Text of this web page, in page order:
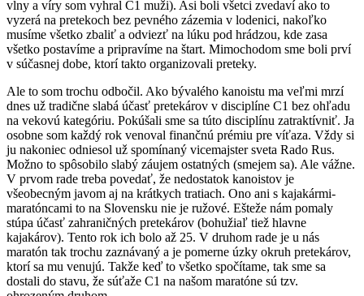
vlny a víry som vyhral C1 muži). Asi boli všetci zvedaví ako to
vyzerá na pretekoch bez pevného zázemia v lodenici, nakoľko
musíme všetko zbaliť a odviezť na lúku pod hrádzou, kde zasa
všetko postavíme a pripravíme na štart. Mimochodom sme boli prví
v súčasnej dobe, ktorí takto organizovali preteky.
Ale to som trochu odbočil. Ako bývalého kanoistu ma veľmi mrzí
dnes už tradične slabá účasť pretekárov v disciplíne C1 bez ohľadu
na vekovú kategóriu. Pokúšali sme sa túto disciplínu zatraktívniť. Ja
osobne som každý rok venoval finančnú prémiu pre víťaza. Vždy si
ju nakoniec odniesol už spomínaný vicemajster sveta Rado Rus.
Možno to spôsobilo slabý záujem ostatných (smejem sa). Ale vážne.
V prvom rade treba povedať, že nedostatok kanoistov je
všeobecným javom aj na krátkych tratiach. Ono ani s kajakármi-
maratóncami to na Slovensku nie je ružové. Ešteže nám pomaly
stúpa účasť zahraničných pretekárov (bohužiaľ tiež hlavne
kajakárov). Tento rok ich bolo až 25. V druhom rade je u nás
maratón tak trochu zaznávaný a je pomerne úzky okruh pretekárov,
ktorí sa mu venujú. Takže keď to všetko spočítame, tak sme sa
dostali do stavu, že súťaže C1 na našom maratóne sú tzv.